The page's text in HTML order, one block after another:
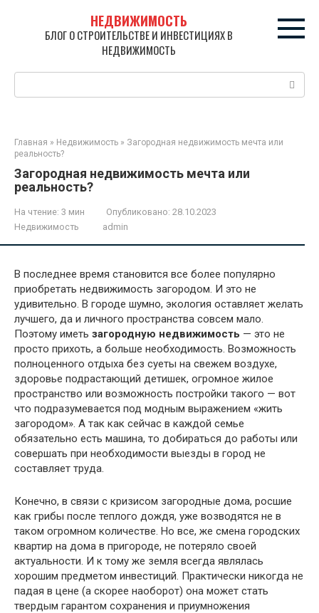
НЕДВИЖИМОСТЬ
БЛОГ О СТРОИТЕЛЬСТВЕ И ИНВЕСТИЦИЯХ В
НЕДВИЖИМОСТЬ
Поиск:
Главная » Недвижимость » Загородная недвижимость мечта или
реальность?
Загородная недвижимость мечта или
реальность?
На чтение: 3 мин Опубликовано: 28.10.2023
Недвижимость
admin
В последнее время становится все более популярно
приобретать недвижимость загородом. И это не
удивительно. В городе шумно, экология оставляет желать
лучшего, да и личного пространства совсем мало.
Поэтому иметь загородную недвижимость — это не
просто прихоть, а больше необходимость. Возможность
полноценного отдыха без суеты на свежем воздухе,
здоровье подрастающий детишек, огромное жилое
пространство или возможность постройки такого — вот
что подразумевается под модным выражением «жить
загородом». А так как сейчас в каждой семье
обязательно есть машина, то добираться до работы или
совершать при необходимости выезды в город не
составляет труда.
Конечно, в связи с кризисом загородные дома, росшие
как грибы после теплого дождя, уже возводятся не в
таком огромном количестве. Но все, же смена городских
квартир на дома в пригороде, не потеряло своей
актуальности. И к тому же земля всегда являлась
хорошим предметом инвестиций. Практически никогда не
падая в цене (а скорее наоборот) она может стать
твердым гарантом сохранения и приумножения